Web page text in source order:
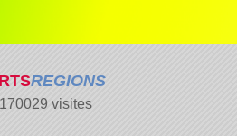
REGIONS
170029 visites